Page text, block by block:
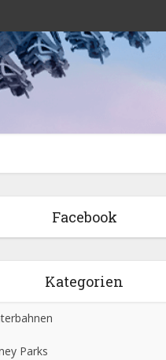
Facebook
Kategorien
Parks